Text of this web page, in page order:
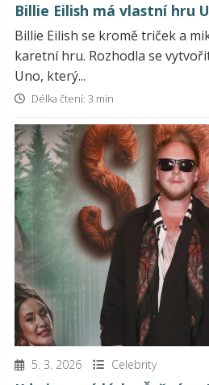
Billie Eilish má vlastní hru
Billie Eilish se kromě triček a
karetní hru. Rozhodla se
Uno, který...
Délka čtení: 3 min
5. 3. 2026 Celebrity